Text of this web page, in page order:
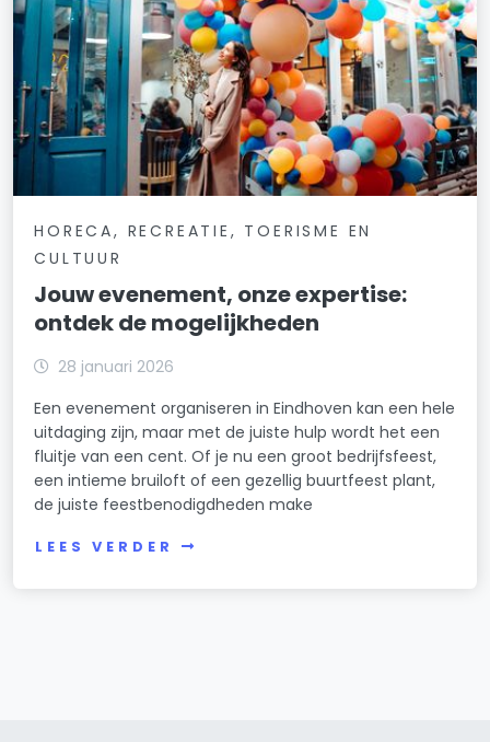
HORECA, RECREATIE, TOERISME EN
CULTUUR
Jouw evenement, onze expertise:
ontdek de mogelijkheden
28 januari 2026
Een evenement organiseren in Eindhoven kan een hele
uitdaging zijn, maar met de juiste hulp wordt het een
fluitje van een cent. Of je nu een groot bedrijfsfeest,
een intieme bruiloft of een gezellig buurtfeest plant,
de juiste feestbenodigdheden make
LEES VERDER